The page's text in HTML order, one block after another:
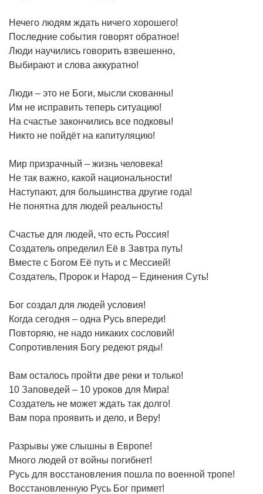
Нечего людям ждать ничего хорошего!
Последние события говорят обратное!
Люди научились говорить взвешенно,
Выбирают и слова аккуратно!
Люди – это не Боги, мысли скованны!
Им не исправить теперь ситуацию!
На счастье закончились все подковы!
Никто не пойдёт на капитуляцию!
Мир призрачный – жизнь человека!
Не так важно, какой национальности!
Наступают, для большинства другие года!
Не понятна для людей реальность!
Счастье для людей, что есть Россия!
Создатель определил Её в Завтра путь!
Вместе с Богом Её путь и с Мессией!
Создатель, Пророк и Народ – Единения Суть!
Бог создал для людей условия!
Когда сегодня – одна Русь впереди!
Повторяю, не надо никаких сословий!
Сопротивления Богу редеют ряды!
Вам осталось пройти две реки и только!
10 Заповедей – 10 уроков для Мира!
Создатель не может ждать так долго!
Вам пора проявить и дело, и Веру!
Разрывы уже слышны в Европе!
Много людей от войны погибнет!
Русь для восстановления пошла по военной тропе!
Восстановленную Русь Бог примет!